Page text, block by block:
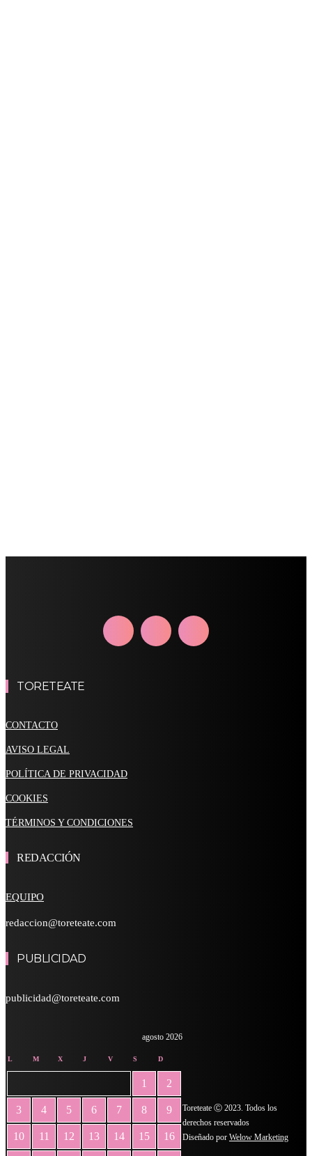
TORETEATE
CONTACTO
AVISO LEGAL
POLÍTICA DE PRIVACIDAD
COOKIES
TÉRMINOS Y CONDICIONES
REDACCIÓN
EQUIPO
redaccion@toreteate.com
PUBLICIDAD
publicidad@toreteate.com
agosto 2026
L M X J V S D
1 2
3 4 5 6 7 8 9
10 11 12 13 14 15 16
Toreteate Ⓒ 2023. Todos los
derechos reservados
Diseñado por Welow Marketing